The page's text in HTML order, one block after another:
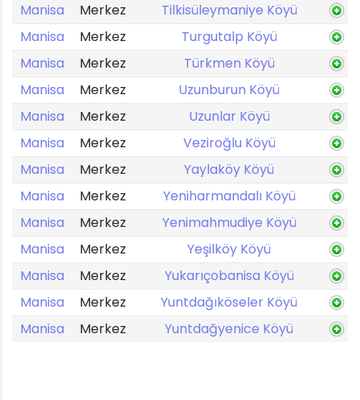
Manisa
Merkez
Tilkisüleymaniye Köyü
Manisa
Merkez
Turgutalp Köyü
Manisa
Merkez
Türkmen Köyü
Manisa
Merkez
Uzunburun Köyü
Manisa
Merkez
Uzunlar Köyü
Manisa
Merkez
Veziroğlu Köyü
Manisa
Merkez
Yaylaköy Köyü
Manisa
Merkez
Yeniharmandalı Köyü
Manisa
Merkez
Yenimahmudiye Köyü
Manisa
Merkez
Yeşilköy Köyü
Manisa
Merkez
Yukarıçobanisa Köyü
Manisa
Merkez
Yuntdağıköseler Köyü
Manisa
Merkez Yuntdağyenice Köyü